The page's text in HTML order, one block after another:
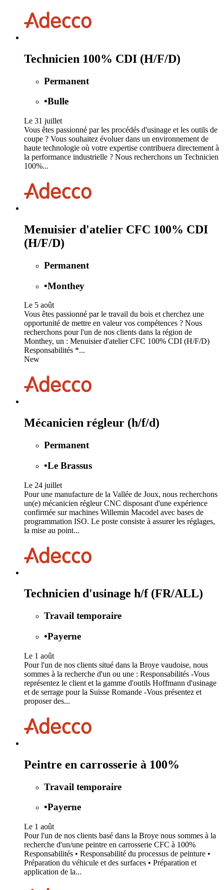
Technicien 100% CDI (H/F/D)
Permanent
•Bulle
Le 31 juillet
Vous êtes passionné par les procédés d'usinage et les outils de
coupe ? Vous souhaitez évoluer dans un environnement de
haute technologie où votre expertise contribuera directement à
la performance industrielle ? Nous recherchons un Technicien
100%...
Menuisier d'atelier CFC 100% CDI
(H/F/D)
Permanent
•Monthey
Le 5 août
Vous êtes passionné par le travail du bois et cherchez une
opportunité de mettre en valeur vos compétences ? Nous
recherchons pour l'un de nos clients dans la région de
Monthey, un : Menuisier d'atelier CFC 100% CDI (H/F/D)
Responsabilités *...
New
Mécanicien régleur (h/f/d)
Permanent
•Le Brassus
Le 24 juillet
Pour une manufacture de la Vallée de Joux, nous recherchons
un(e) mécanicien régleur CNC disposant d'une expérience
confirmée sur machines Willemin Macodel avec bases de
programmation ISO. Le poste consiste à assurer les réglages,
la mise au point...
Technicien d'usinage h/f (FR/ALL)
Travail temporaire
•Payerne
Le 1 août
Pour l'un de nos clients situé dans la Broye vaudoise, nous
sommes à la recherche d'un ou une : Responsabilités -Vous
représentez le client et la gamme d'outils Hoffmann d'usinage
et de serrage pour la Suisse Romande -Vous présentez et
proposer des...
Peintre en carrosserie à 100%
Travail temporaire
•Payerne
Le 1 août
Pour l'un de nos clients basé dans la Broye nous sommes à la
recherche d'un/une peintre en carrosserie CFC à 100%
Responsabilités • Responsabilité du processus de peinture •
Préparation du véhicule et des surfaces • Préparation et
application de la...